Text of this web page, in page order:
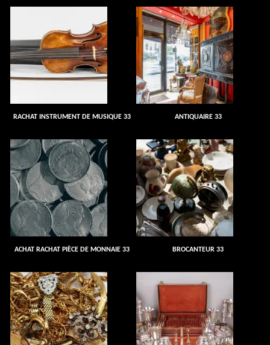
RACHAT INSTRUMENT DE MUSIQUE 33 ANTIQUAIRE 33
ACHAT RACHAT PIÈCE DE MONNAIE 33 BROCANTEUR 33